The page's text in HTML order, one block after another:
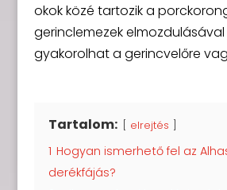
okok közé tartozik a
gerinclemezek
gyakorolhat a gerincvelőre
Tartalom: elrejtés
1 Hogyan ismerhető fel az
derékfájás?